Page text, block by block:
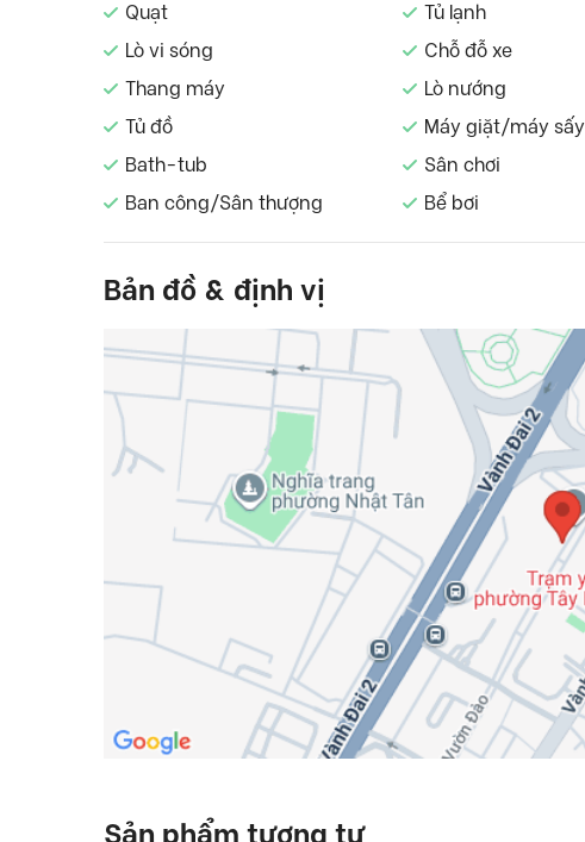
Quạt
Tủ lạnh
Lò vi sóng
Chỗ đỗ xe
Thang máy
Lò nướng
Tủ đồ
Máy giặt/máy sấy
Bath-tub
Sân chơi
Ban công/Sân thượng
Bể bơi
Bản đồ & định vị
Sản phẩm tương tự